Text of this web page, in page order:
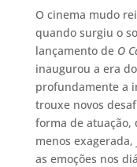
O cinema mudo
quando surgiu o
lançamento de O
inaugurou a era
profundamente a
trouxe novos
forma de atuação,
menos
as emoções nos